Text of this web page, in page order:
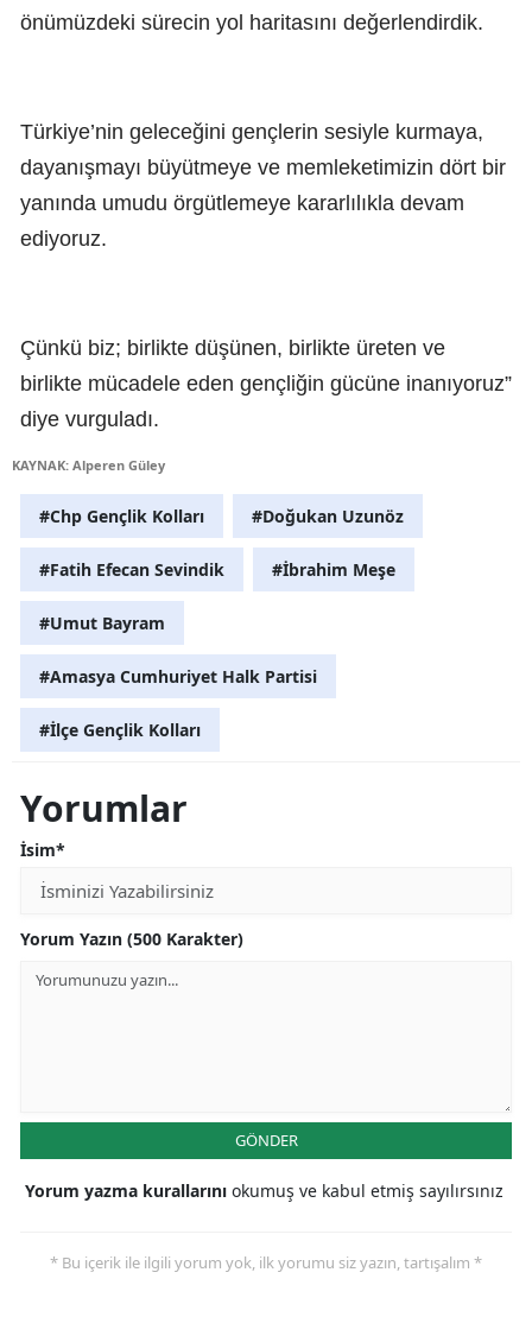
önümüzdeki sürecin yol haritasını değerlendirdik.
Türkiye’nin geleceğini gençlerin sesiyle kurmaya,
dayanışmayı büyütmeye ve memleketimizin dört bir
yanında umudu örgütlemeye kararlılıkla devam
ediyoruz.
Çünkü biz; birlikte düşünen, birlikte üreten ve
birlikte mücadele eden gençliğin gücüne inanıyoruz”
diye vurguladı.
KAYNAK: Alperen Güley
#Chp Gençlik Kolları #Doğukan Uzunöz
#Fatih Efecan Sevindik #İbrahim Meşe
#Umut Bayram
#Amasya Cumhuriyet Halk Partisi
#İlçe Gençlik Kolları
Yorumlar
İsim*
Yorum Yazın (500 Karakter)
GÖNDER
Yorum yazma kurallarını okumuş ve kabul etmiş sayılırsınız
* Bu içerik ile ilgili yorum yok, ilk yorumu siz yazın, tartışalım *